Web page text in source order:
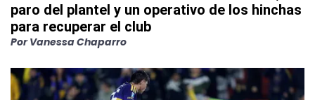
paro del plantel y un operativo de los hinchas
para recuperar el club
Por Vanessa Chaparro